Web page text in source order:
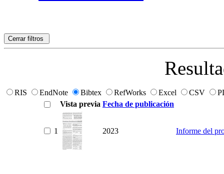
Cerrar filtros
RIS EndNote Bibtex RefWorks Excel CSV
Vista previa Fecha de publicación
1 2023 Informe del